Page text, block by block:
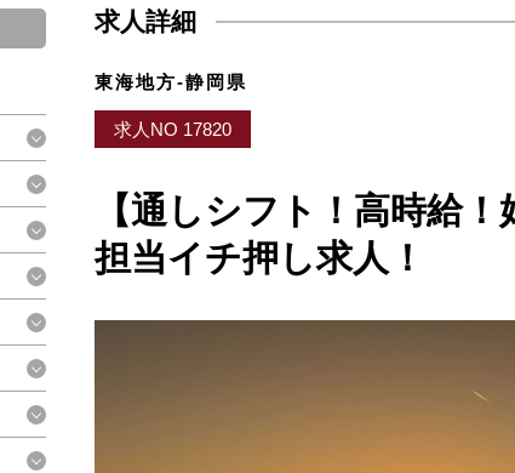
求人詳細
東海地方-静岡県
求人NO 17820
【通しシフト！高時給
担当イチ押し求人！